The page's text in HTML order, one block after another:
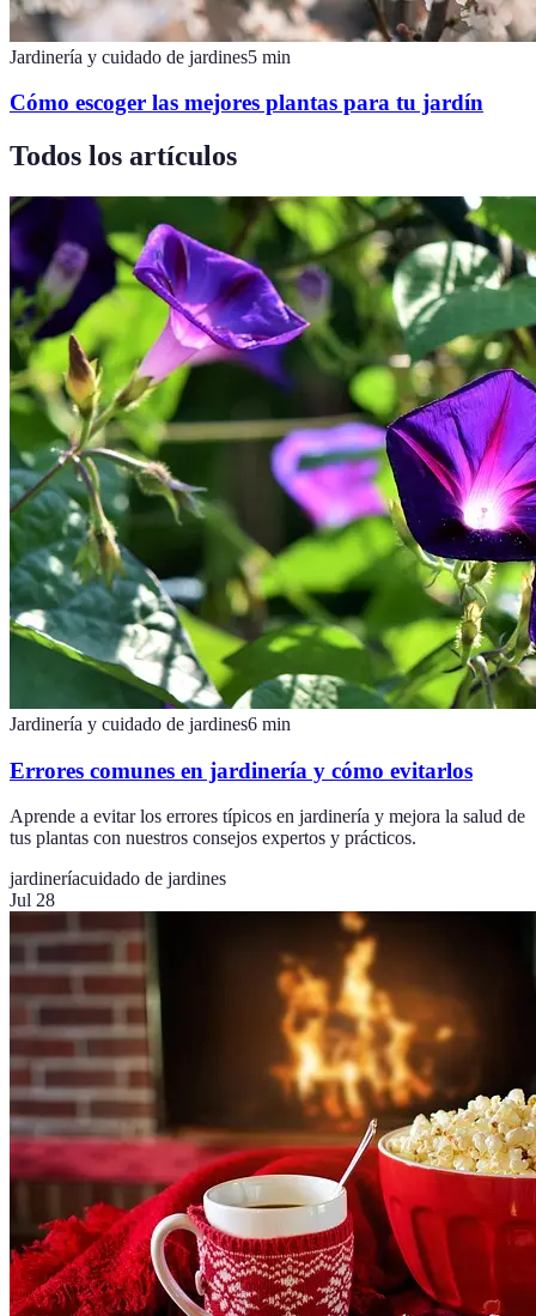
Jardinería y cuidado de jardines5 min
Cómo escoger las mejores plantas para tu jardín
Todos los artículos
Jardinería y cuidado de jardines6 min
Errores comunes en jardinería y cómo evitarlos
Aprende a evitar los errores típicos en jardinería y mejora la salud de
tus plantas con nuestros consejos expertos y prácticos.
jardineríacuidado de jardines
Jul 28